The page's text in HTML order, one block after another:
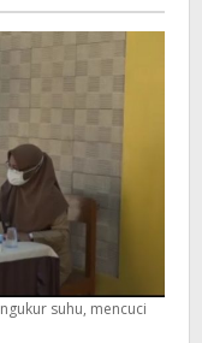
suhu, mencuci